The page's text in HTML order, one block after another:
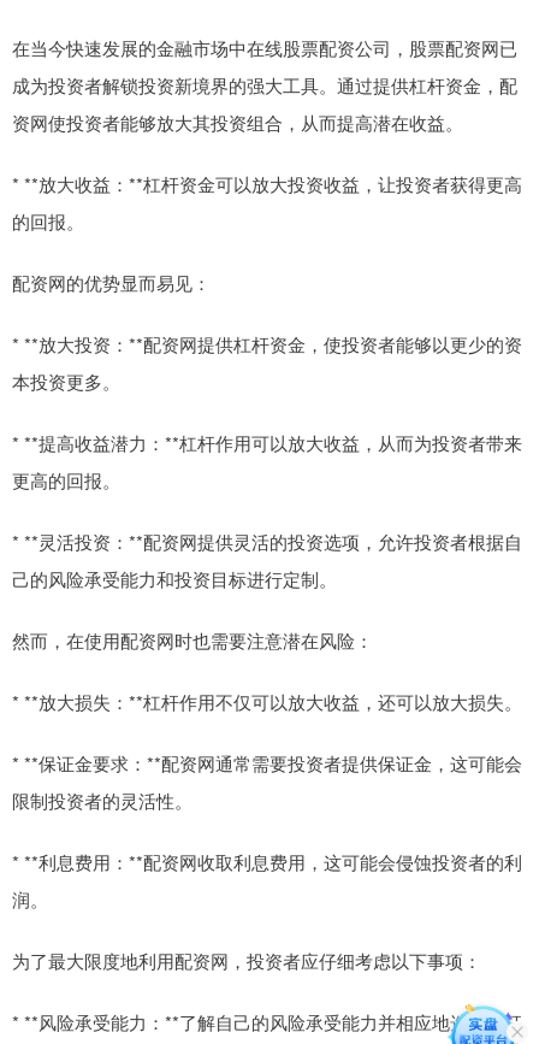
在当今快速发展的金融市场中在线股票配资公司，股票配资网已
成为投资者解锁投资新境界的强大工具。通过提供杠杆资金，配
资网使投资者能够放大其投资组合，从而提高潜在收益。
* **放大收益：**杠杆资金可以放大投资收益，让投资者获得更高
的回报。
配资网的优势显而易见：
* **放大投资：**配资网提供杠杆资金，使投资者能够以更少的资
本投资更多。
* **提高收益潜力：**杠杆作用可以放大收益，从而为投资者带来
更高的回报。
* **灵活投资：**配资网提供灵活的投资选项，允许投资者根据自
己的风险承受能力和投资目标进行定制。
然而，在使用配资网时也需要注意潜在风险：
* **放大损失：**杠杆作用不仅可以放大收益，还可以放大损失。
* **保证金要求：**配资网通常需要投资者提供保证金，这可能会
限制投资者的灵活性。
* **利息费用：**配资网收取利息费用，这可能会侵蚀投资者的利
润。
为了最大限度地利用配资网，投资者应仔细考虑以下事项：
* **风险承受能力：**了解自己的风险承受能力并相应地选择杠杆